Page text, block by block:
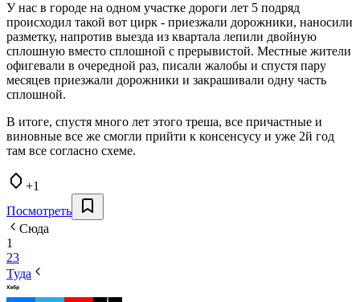
У нас в городе на одном участке дороги лет 5 подряд
происходил такой вот цирк - приезжали дорожники, наносили
разметку, напротив выезда из квартала лепили двойную
сплошную вместо сплошной с прерывистой. Местные жители
офигевали в очередной раз, писали жалобы и спустя пару
месяцев приезжали дорожники и закрашивали одну часть
сплошной.
В итоге, спустя много лет этого треша, все причастные и
виновные все же смогли прийти к консенсусу и уже 2й год
там все согласно схеме.
+1
Посмотреть
Сюда
1
23
Туда